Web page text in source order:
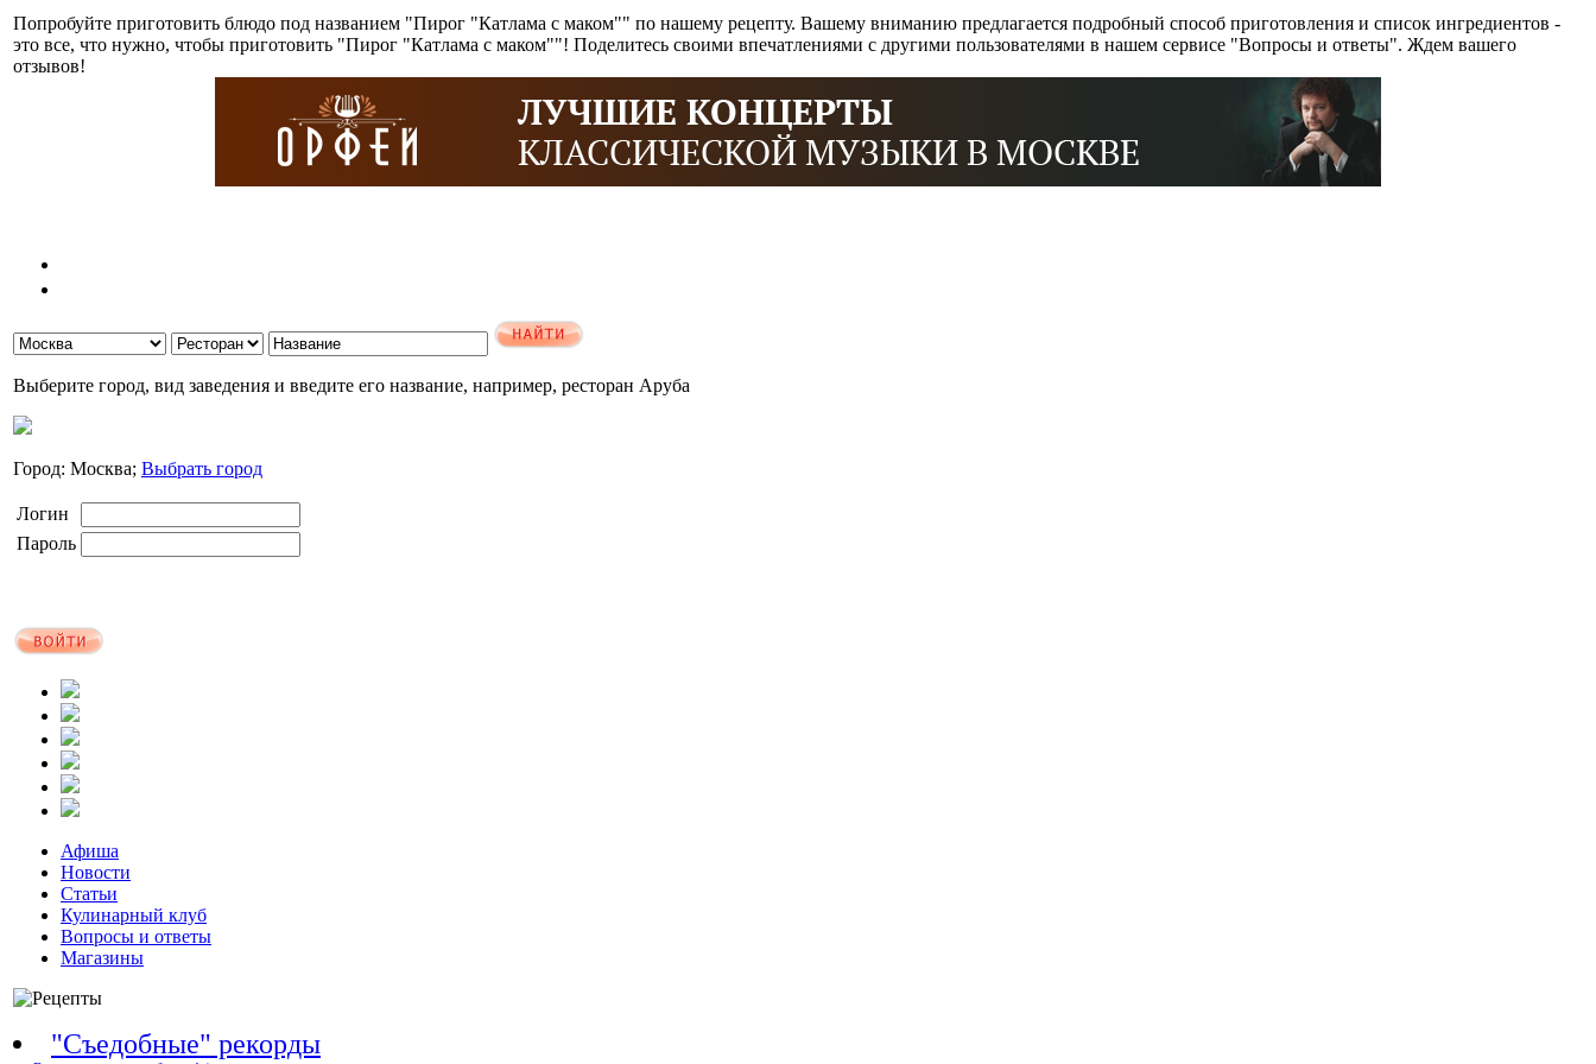
Попробуйте приготовить блюдо под названием "Пирог "Катлама с маком"" по нашему рецепту. Вашему вниманию предлагается подробный способ приготовления и список ингредиентов -
это все, что нужно, чтобы приготовить "Пирог "Катлама с маком""! Поделитесь своими впечатлениями с другими пользователями в нашем сервисе "Вопросы и ответы". Ждем вашего
отзывов!
Выберите город, вид заведения и введите его название, например, ресторан Аруба
Город: Москва; Выбрать город
Логин
Пароль
Афиша
Новости
Статьи
Кулинарный клуб
Вопросы и ответы
Магазины
"Съедобные" рекорды